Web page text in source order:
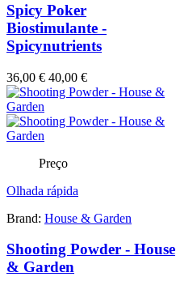
Spicy Poker
Biostimulante -
Spicynutrients
36,00 € 40,00 €
Preço
Olhada rápida
Brand: House & Garden
Shooting Powder - House
& Garden